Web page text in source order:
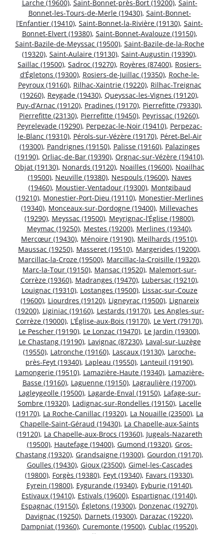
Larche (19600), Saint-Bonnet-près-Bort (19200), Saint-
Bonnet-les-Tours-de-Merle (19430), Saint-Bonnet-
l’Enfantier (19410), Saint-Bonnet-la-Rivière (19130), Saint-
Bonnet-Elvert (19380), Saint-Bonnet-Avalouze (19150),
Saint-Bazile-de-Meyssac (19500), Saint-Bazile-de-la-Roche
(19320), Saint-Aulaire (19130), Saint-Augustin (19390),
Saillac (19500), Sadroc (19270), Royères (87400), Rosiers-
d’Égletons (19300), Rosiers-de-Juillac (19350), Roche-le-
Peyroux (19160), Rilhac-Xaintrie (19220), Rilhac-Treignac
(19260), Reygade (19430), Queyssac-les-Vignes (19120),
Puy-d’Arnac (19120), Pradines (19170), Pierrefitte (79330),
Pierrefitte (23130), Pierrefitte (19450), Peyrissac (19260),
Peyrelevade (19290), Perpezac-le-Noir (19410), Perpezac-
le-Blanc (19310), Pérols-sur-Vézère (19170), Péret-Bel-Air
(19300), Pandrignes (19150), Palisse (19160), Palazinges
(19190), Orliac-de-Bar (19390), Orgnac-sur-Vézère (19410),
Objat (19130), Nonards (19120), Noailles (19600), Noailhac
(19500), Neuville (19380), Nespouls (19600), Naves
(19460), Moustier-Ventadour (19300), Montgibaud
(19210), Monestier-Port-Dieu (19110), Monestier-Merlines
(19340), Monceaux-sur-Dordogne (19400), Millevaches
(19290), Meyssac (19500), Meyrignac-l’Église (19800),
Meymac (19250), Mestes (19200), Merlines (19340),
Mercœur (19430), Ménoire (19190), Meilhards (19510),
Maussac (19250), Masseret (19510), Margerides (19200),
Marcillac-la-Croze (19500), Marcillac-la-Croisille (19320),
Marc-la-Tour (19150), Mansac (19520), Malemort-sur-
Corrèze (19360), Madranges (19470), Lubersac (19210),
Louignac (19310), Lostanges (19500), Lissac-sur-Couze
(19600), Liourdres (19120), Ligneyrac (19500), Lignareix
(19200), Liginiac (19160), Lestards (19170), Les Angles-sur-
Corrèze (19000), L’Église-aux-Bois (19170), Le Vert (79170),
Le Pescher (19190), Le Lonzac (19470), Le Jardin (19300),
Le Chastang (19190), Lavignac (87230), Laval-sur-Luzège
(19550), Latronche (19160), Lascaux (19130), Laroche-
près-Feyt (19340), Lapleau (19550), Lanteuil (19190),
Lamongerie (19510), Lamazière-Haute (19340), Lamazière-
Basse (19160), Laguenne (19150), Lagraulière (19700),
Lagleygeolle (19500), Lagarde-Enval (19150), Lafage-sur-
Sombre (19320), Ladignac-sur-Rondelles (19150), Lacelle
(19170), La Roche-Canillac (19320), La Nouaille (23500), La
Chapelle-Saint-Géraud (19430), La Chapelle-aux-Saints
(19120), La Chapelle-aux-Brocs (19360), Jugeals-Nazareth
(19500), Hautefage (19400), Gumond (19320), Gros-
Chastang (19320), Grandsaigne (19300), Gourdon (19170),
Goulles (19430), Gioux (23500), Gimel-les-Cascades
(19800), Forgès (19380), Feyt (19340), Favars (19330),
Eyrein (19800), Eygurande (19340), Eyburie (19140),
Estivaux (19410), Estivals (19600), Espartignac (19140),
Espagnac (19150), Égletons (19300), Donzenac (19270),
Davignac (19250), Darnets (19300), Darazac (19220),
Dampniat (19360), Curemonte (19500), Cublac (19520),